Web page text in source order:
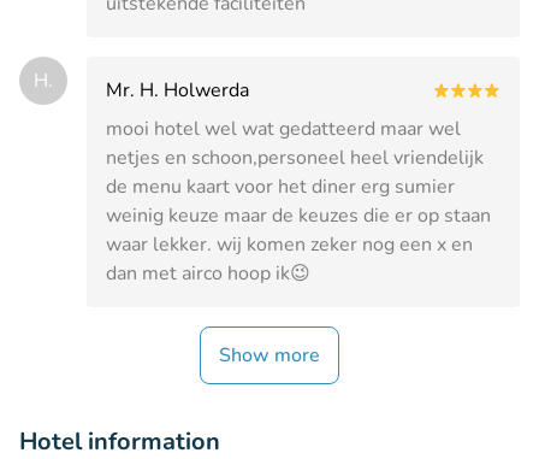
H.
Mr. H. Holwerda
mooi hotel wel wat gedatteerd maar wel
netjes en schoon,personeel heel vriendelijk
de menu kaart voor het diner erg sumier
weinig keuze maar de keuzes die er op staan
waar lekker. wij komen zeker nog een x en
dan met airco hoop ik😉
Show more
Hotel information